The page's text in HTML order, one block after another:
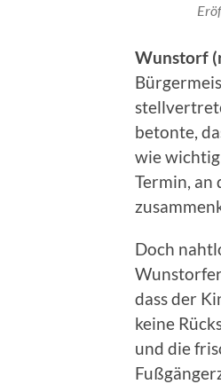
Wunstorf
betonte,
wie
Termin, an
Doch
dass der
keine
und die